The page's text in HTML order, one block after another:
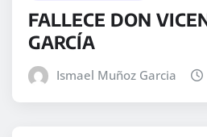
FALLECE DON
GARCÍA
Ismael Muñoz Garcia